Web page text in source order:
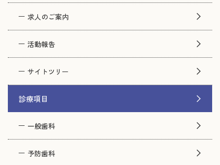
求人のご案内
活動報告
サイトツリー
診療項目
一般歯科
予防歯科